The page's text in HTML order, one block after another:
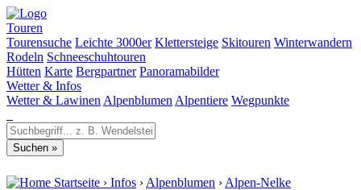
Touren
Tourensuche Leichte 3000er Klettersteige Skitouren Winterwandern
Rodeln Schneeschuhtouren
Hütten Karte Bergpartner Panoramabilder
Wetter & Infos
Wetter & Lawinen Alpenblumen Alpentiere Wegpunkte
Startseite › Infos › Alpenblumen › Alpen-Nelke